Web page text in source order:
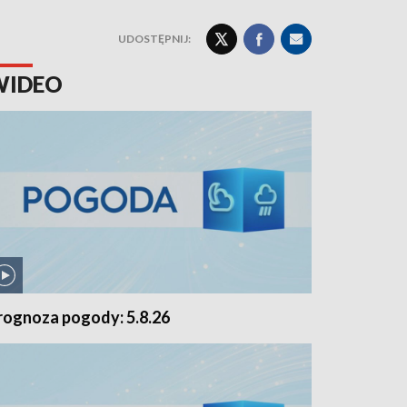
UDOSTĘPNIJ:
pogody: 5.8.26